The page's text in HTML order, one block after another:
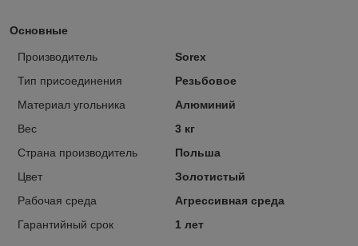
Основные
Производитель
Sorex
Тип присоединения
Резьбовое
Материал угольника
Алюминий
Вес
3 кг
Страна производитель
Польша
Цвет
Золотистый
Рабочая среда
Агрессивная среда
Гарантийный срок
1 лет